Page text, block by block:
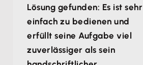
Lösung gefunden: Es ist sehr
einfach zu bedienen und
erfüllt seine Aufgabe viel
zuverlässiger als sein